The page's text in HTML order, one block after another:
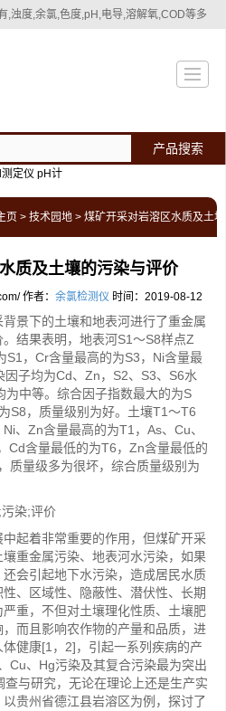
,浊度,余氯,色度,pH,电导,溶解氧,COD等多
产品搜索
定仪 pH计
页 > 技术园地 > 煤矿开采对岩溶区水质及土
质及土壤的污染与评价
作者： 余氯检测仪 时间：2019-08-12
下的土壤和地表河进行了重金属
结果表明，地表河S1～S8样点Z
S1，Cr含量最高的为S3，Ni含量最
子均为Cd、Zn，S2、S3、S6水
中等。综合因子指数最大的为S
S8，质量级别为好。土壤T1～T6
、Zn含量最高的为T1，As、Cu、
Cd含量最低的为T6，Zn含量最低的
质量级多为很坏，综合质量级别为
染;评价
起着非常重要的作用，但煤矿开采
重金属污染、地表河水污染，如果
会引起地下水污染，造成居民水质
、区域性、隐蔽性、潜伏性、长期
重，不但对土壤理化性质、土壤肥
而且影响农作物的产量和品质，进
健康[1，2]，引起一系列疾病的产
Cu、Hg污染及其复合污染最为突出
与研究，无论在理论上还是生产实
贵州省德江县岩溶区为例，探讨了